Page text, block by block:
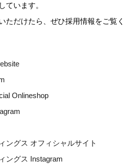
ています。
ただけたら、ぜひ採用情報をご覧く
Onlineshop
ングス オフィシャルサイト
ングス Instagram